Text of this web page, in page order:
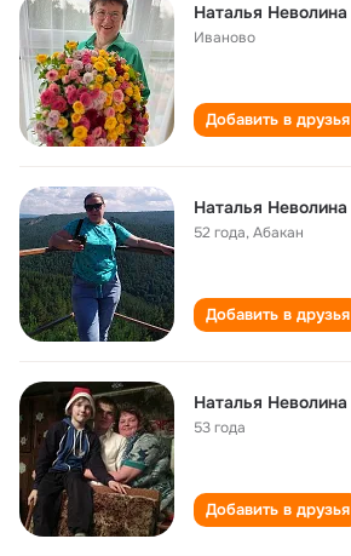
Наталья Неволина
Иваново
Добавить в друзья
Наталья Неволина
52 года,Абакан
Добавить в друзья
Наталья Неволина
53 года
Добавить в друзья